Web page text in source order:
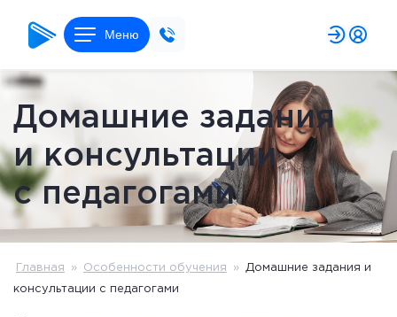
Меню
Домашние задания
и консультации
с педагогами
Главная » Особенности обучения » Домашние задания и
консультации с педагогами